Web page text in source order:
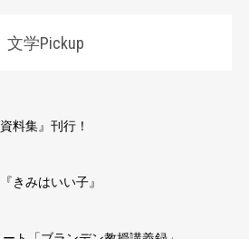
文学Pickup
料集』刊行！
きみはいい子』